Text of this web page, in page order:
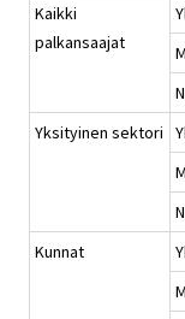
Kaikki
palkansaajat
Yksityinen sektori
Kunnat